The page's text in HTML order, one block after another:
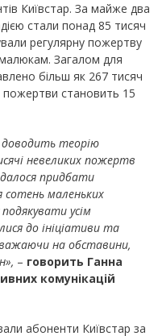
Київстар. За майже два
стали понад 85 тисяч
регулярну пожертву
Загалом для
більш як 267 тисяч
пожертви становить 15
доводить теорію
невеликих пожертв
придбати
маленьких
подякувати усім
до ініціативи та
на обставини,
– говорить Ганна
комунікацій
абоненти Київстар за